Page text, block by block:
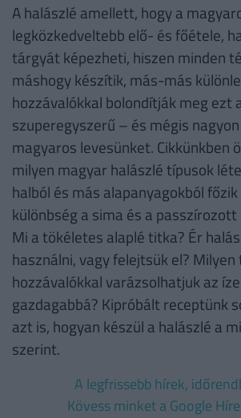
A halászlé amellett, hogy a
legközkedveltebb elő- és főétele,
tárgyát képezheti, hiszen minden
máshogy készítik, más-más
hozzávalókkal bolondítják meg ezt
szuperegyszerű – és mégis
magyaros levesünket. Cikkünkben
milyen magyar halászlé típusok
halból és más alapanyagokból
különbség a sima és a
Mi a tökéletes alaplé titka? Ér
használni, vagy felejtsük el?
hozzávalókkal varázsolhatjuk az
gazdagabbá? Kipróbált receptünk
azt is, hogyan készül a halászlé a
szerint.
A legfrissebb hírek,
Kövess minket a Google